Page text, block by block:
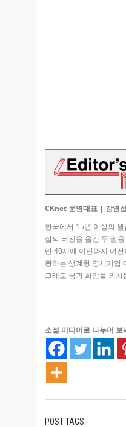
CKnet 운영대표 | 강영섭
한국에서 15년 이상의
삶의 터전을 옮긴 두 딸
만 40세에 이민와서 여
왕하는 생계형 영세기업
그래도 꿈과 희망을 외
소셜 미디어로 나누어 보
POST TAGS: